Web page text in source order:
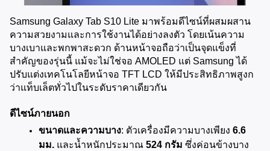
Samsung Galaxy Tab S10 Lite มาพร้อมดีไซน์ที่ผสมผสาน
ความสวยงามและการใช้งานได้อย่างลงตัว โดยเน้นความ
บางเบาและพกพาสะดวก ด้านหน้าจอถือว่าเป็นจุดแข็งที่
สำคัญของรุ่นนี้ แม้จะไม่ใช่จอ AMOLED แต่ Samsung ได้
ปรับแต่งเทคโนโลยีหน้าจอ TFT LCD ให้มีประสิทธิภาพสูงก
ว่าแท็บเล็ตทั่วไปในระดับราคาเดียวกัน
ดีไซน์ภายนอก
ขนาดและความบาง: ตัวเครื่องมีความบางเพียง 6.6
มม. และน้ำหนักประมาณ 524 กรัม ซึ่งค่อนข้างบาง